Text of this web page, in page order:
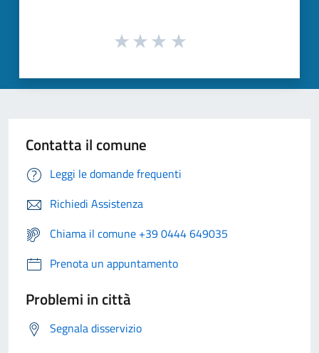
Contatta il comune
Leggi le domande frequenti
Richiedi Assistenza
Chiama il comune +39 0444 649035
Prenota un appuntamento
Problemi in città
Segnala disservizio